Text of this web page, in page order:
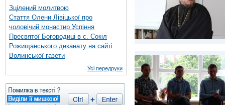
Зцілений молитвою
Стаття Олени Лівіцької про
чоловічий монастир Успіння
Пресвятої Богородиці в с. Сокіл
Рожищанського деканату на сайті
Волинської газети
Усі передруки